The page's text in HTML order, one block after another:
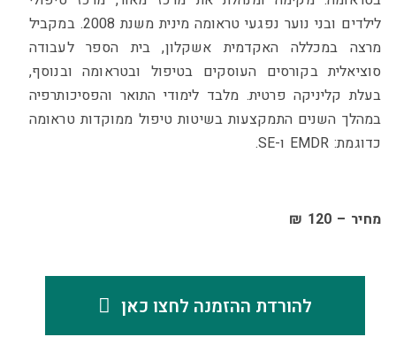
לילדים ובני נוער
נפגעי טראומה מינית משנת 2008. במקביל
מרצה במכללה האקדמית אשקלון, בית הספר לעבודה
סוציאלית בקורסים העוסקים בטיפול ובטראומה ובנוסף,
בעלת קליניקה פרטית. מלבד לימודי התואר והפסיכותרפיה
במהלך השנים התמקצעות בשיטות טיפול ממוקדות טראומה
כדוגמת: EMDR ו-SE.
מחיר – 120 ₪
להורדת ההזמנה לחצו כאן